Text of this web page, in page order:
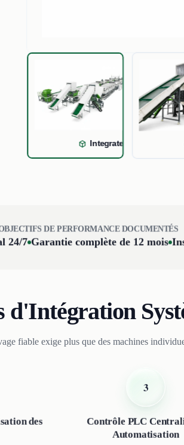
Integrated washing line
DE PERFORMANCE DOCUMENTÉS
24/7 Garantie complète de 12 mois
d'Intégration
fiable exige plus que des machines
des
3
Contrôle PLC
Automatisation